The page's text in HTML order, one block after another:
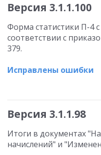
Версия 3.1.1.100
Форма статистики П-4 c
соответствии с
379.
Исправлены ошибки
Версия 3.1.1.98
Итоги в документах
начислений" и